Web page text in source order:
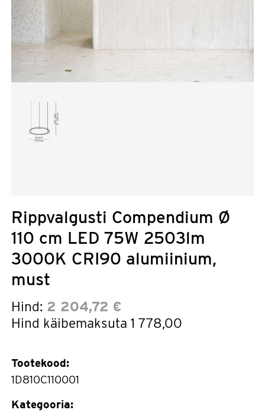
Rippvalgusti Compendium Ø
110 cm LED 75W 2503lm
3000K CRI90 alumiinium,
must
Hind: 2 204,72 €
Hind käibemaksuta 1 778,00
Tootekood:
1D810C110001
Kategooria: